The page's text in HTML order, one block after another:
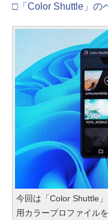
□「Color Shuttle」の
今回は「Color Shuttle
用カラープロファイル